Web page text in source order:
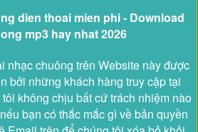
dien thoai mien phi - Download
mp3 hay nhat 2026
nhạc chuông trên Website này được
bởi những khách hàng truy cập tại
không chịu bất cứ trách nhiệm nào
bạn có thắc mắc gì về bản quyền